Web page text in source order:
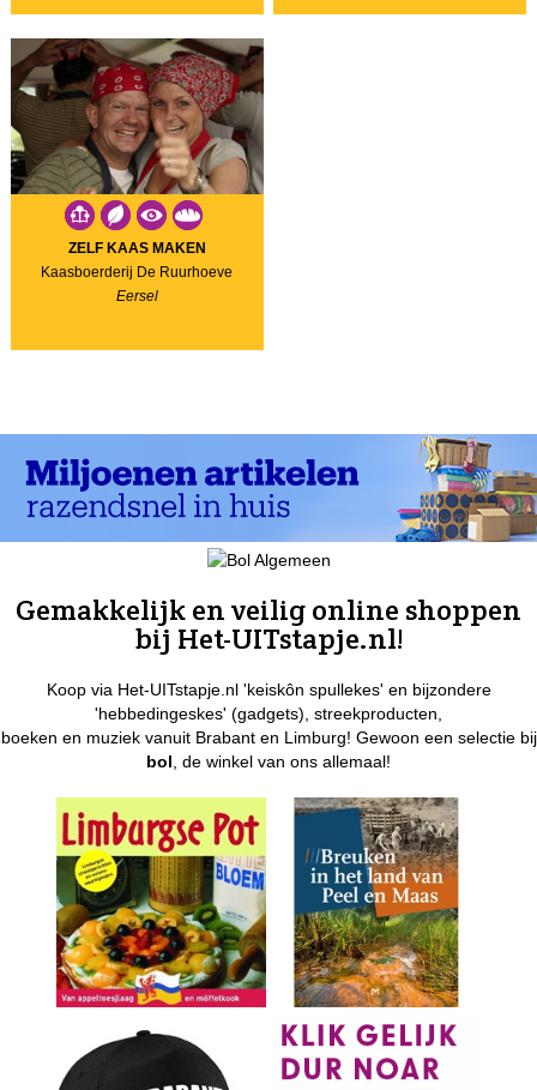
ZELF KAAS MAKEN
Kaasboerderij De Ruurhoeve
Eersel
Gemakkelijk en veilig online shoppen
bij Het-UITstapje.nl!
Koop via Het-UITstapje.nl 'keiskôn spullekes' en bijzondere
'hebbedingeskes' (gadgets), streekproducten,
boeken en muziek vanuit Brabant en Limburg! Gewoon een selectie bij
bol , de winkel van ons allemaal!